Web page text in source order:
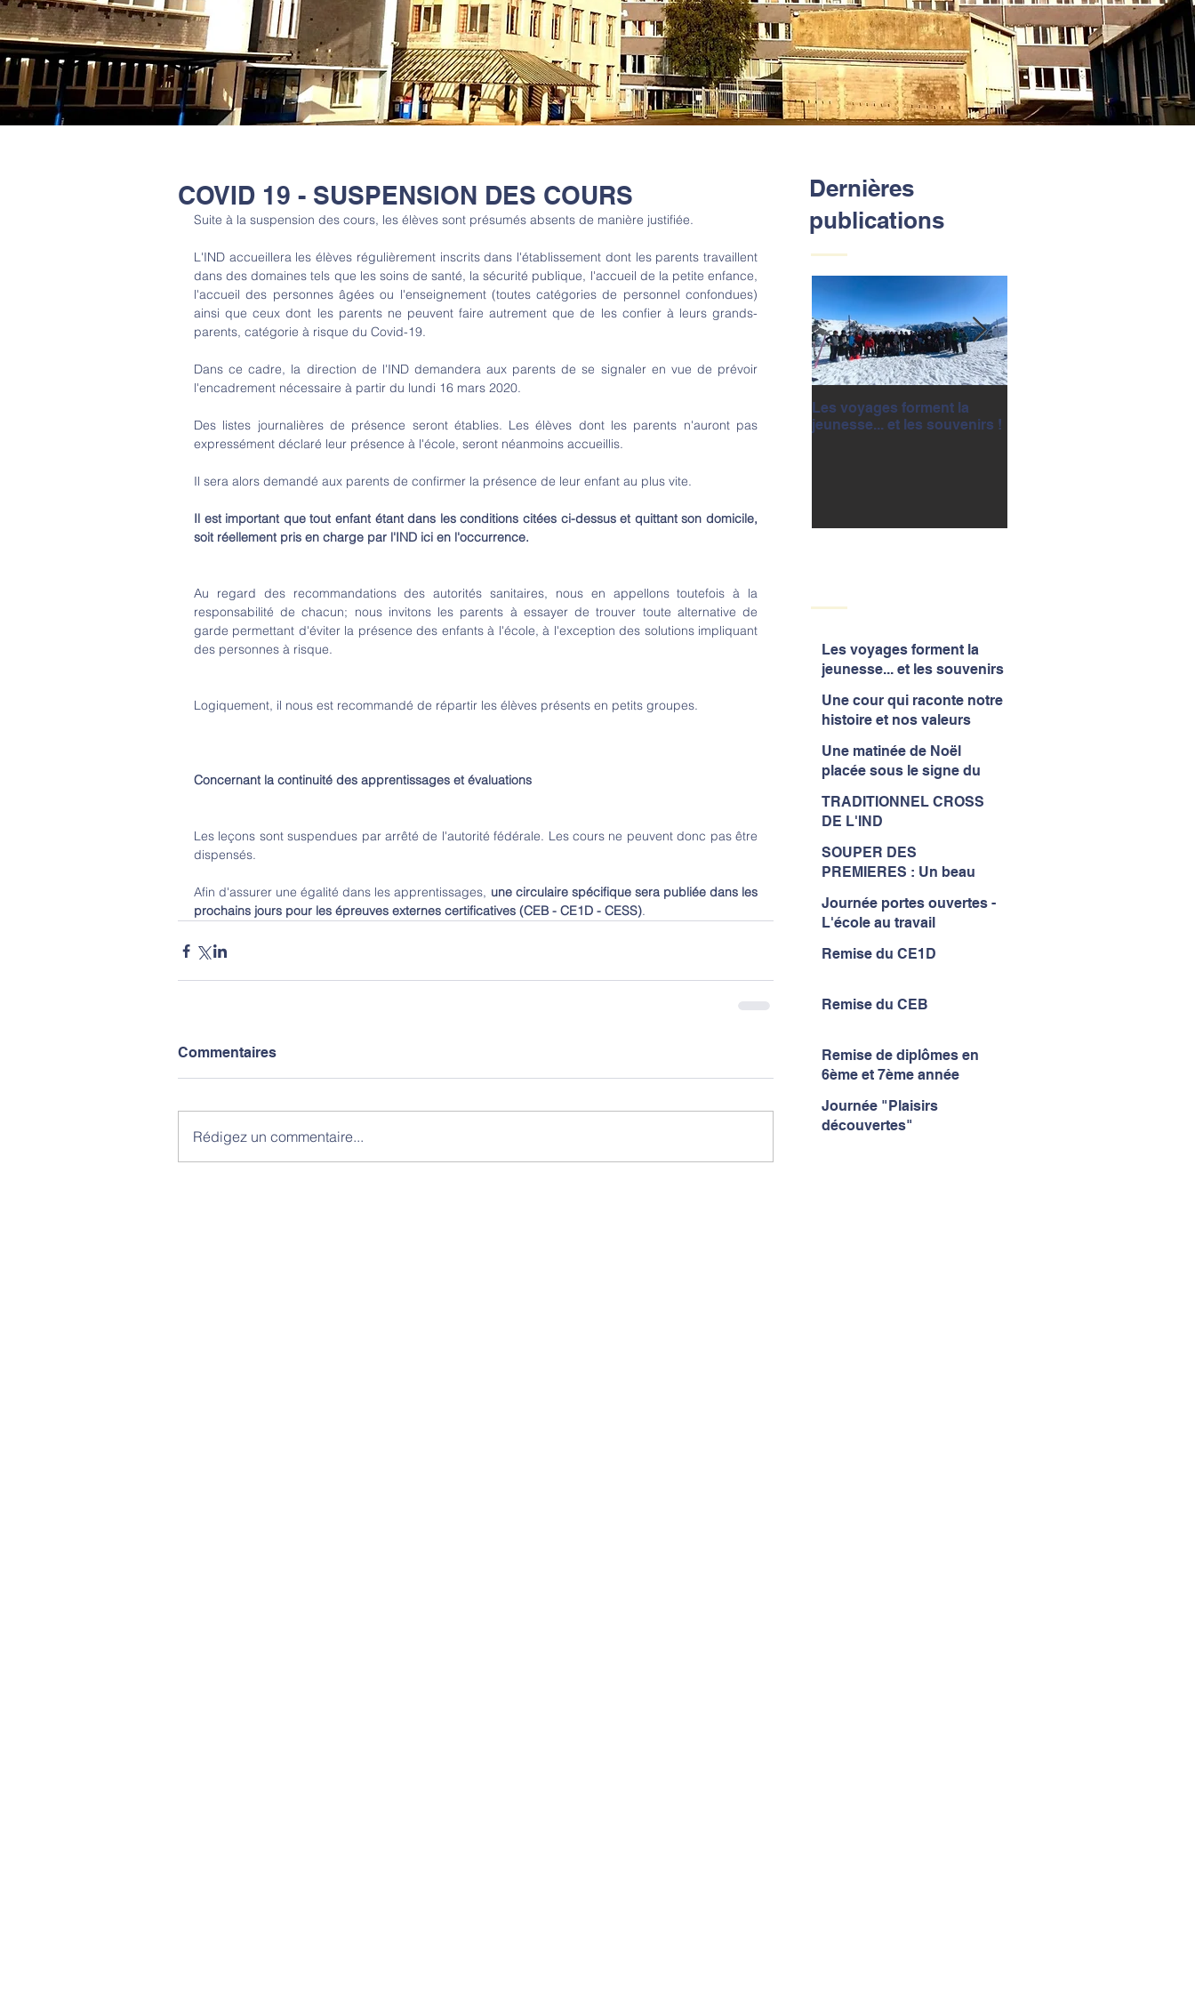
Dernières
publications
Les voyages forment la
jeunesse... et les souvenirs !
Les voyages forment la
jeunesse... et les souvenirs
Une cour qui raconte notre
histoire et nos valeurs
Une matinée de Noël
placée sous le signe du
à l'IND...
TRADITIONNEL CROSS
DE L'IND
SOUPER DES
PREMIERES : Un beau
Journée portes ouvertes -
L'école au travail
Remise du CE1D
Remise du CEB
Remise de diplômes en
6ème et 7ème année
Journée "Plaisirs
découvertes"
COVID 19 - SUSPENSION DES COURS
Suite à la suspension des cours, les élèves sont présumés absents de manière justifiée.
L'IND accueillera les élèves régulièrement inscrits dans l'établissement dont les parents travaillent
dans des domaines tels que les soins de santé, la sécurité publique, l'accueil de la petite enfance,
l'accueil des personnes âgées ou l'enseignement (toutes catégories de personnel confondues)
ainsi que ceux dont les parents ne peuvent faire autrement que de les confier à leurs grands-
parents, catégorie à risque du Covid-19.
Dans ce cadre, la direction de l'IND demandera aux parents de se signaler en vue de prévoir
l'encadrement nécessaire à partir du lundi 16 mars 2020.
Des listes journalières de présence seront établies. Les élèves dont les parents n'auront pas
expressément déclaré leur présence à l'école, seront néanmoins accueillis.
Il sera alors demandé aux parents de confirmer la présence de leur enfant au plus vite.
Il est important que tout enfant étant dans les conditions citées ci-dessus et quittant son domicile,
soit réellement pris en charge par l'IND ici en l'occurrence.
Au regard des recommandations des autorités sanitaires, nous en appellons toutefois à la
responsabilité de chacun; nous invitons les parents à essayer de trouver toute alternative de
garde permettant d'éviter la présence des enfants à l'école, à l'exception des solutions impliquant
des personnes à risque.
Logiquement, il nous est recommandé de répartir les élèves présents en petits groupes.
Concernant la continuité des apprentissages et évaluations
Les leçons sont suspendues par arrêté de l'autorité fédérale. Les cours ne peuvent donc pas être
dispensés.
Afin d'assurer une égalité dans les apprentissages, une circulaire spécifique sera publiée dans les
prochains jours pour les épreuves externes certificatives (CEB - CE1D - CESS).
Commentaires
Rédigez un commentaire...